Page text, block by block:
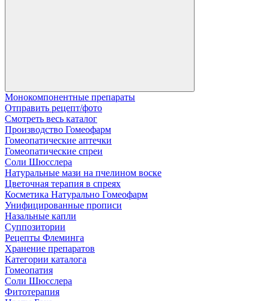
Монокомпонентные препараты
Отправить рецепт/фото
Смотреть весь каталог
Производство Гомеофарм
Гомеопатические аптечки
Гомеопатические спреи
Соли Шюсслера
Натуральные мази на пчелином воске
Цветочная терапия в спреях
Косметика Натурально Гомеофарм
Унифицированные прописи
Назальные капли
Суппозитории
Рецепты Флеминга
Хранение препаратов
Категории каталога
Гомеопатия
Соли Шюсслера
Фитотерапия